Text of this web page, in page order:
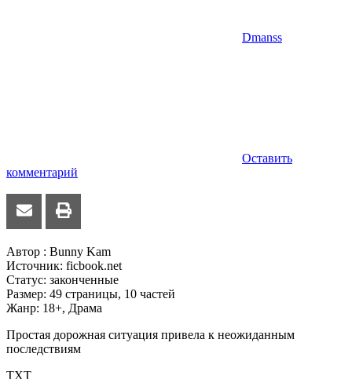
Dmanss
Оставить
комментарий
Автор : Bunny Kam
Источник: ficbook.net
Статус: законченные
Размер: 49 страницы, 10 частей
Жанр: 18+, Драма
Простая дорожная ситуация привела к неожиданным
последствиям
TXT